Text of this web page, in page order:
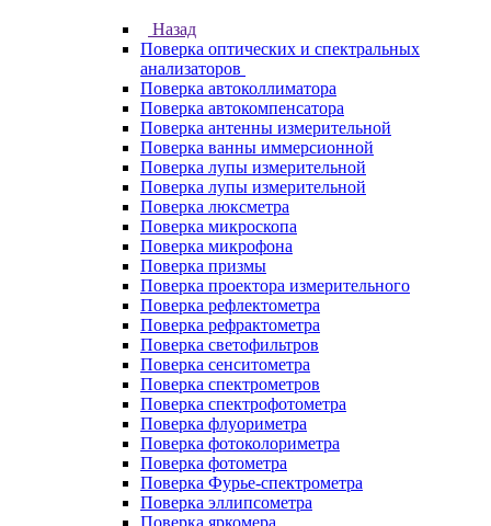
Назад
Поверка оптических и спектральных
анализаторов
Поверка автоколлиматора
Поверка автокомпенсатора
Поверка антенны измерительной
Поверка ванны иммерсионной
Поверка лупы измерительной
Поверка лупы измерительной
Поверка люксметра
Поверка микроскопа
Поверка микрофона
Поверка призмы
Поверка проектора измерительного
Поверка рефлектометра
Поверка рефрактометра
Поверка светофильтров
Поверка сенситометра
Поверка спектрометров
Поверка спектрофотометра
Поверка флуориметра
Поверка фотоколориметра
Поверка фотометра
Поверка Фурье-спектрометра
Поверка эллипсометра
Поверка яркомера